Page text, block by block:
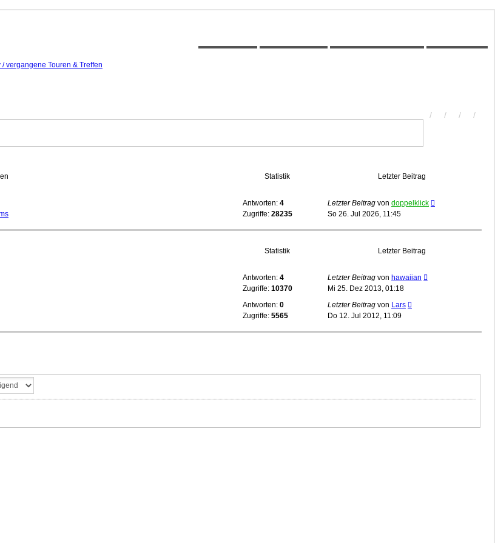
/ vergangene Touren & Treffen
Statistik Letzter Beitrag
Antworten: 4
Zugriffe: 28235
Letzter Beitrag von doppelklick
So 26. Jul 2026, 11:45
Statistik Letzter Beitrag
Antworten: 4
Zugriffe: 10370
Letzter Beitrag von hawaiian
Mi 25. Dez 2013, 01:18
Antworten: 0
Zugriffe: 5565
Letzter Beitrag von Lars
Do 12. Jul 2012, 11:09